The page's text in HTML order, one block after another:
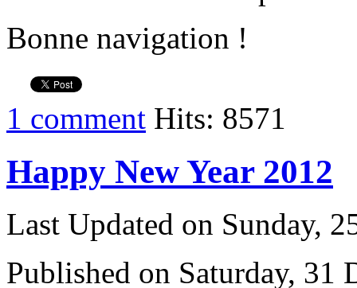
Bonne navigation !
1 comment Hits: 8571
Happy New Year 2012
Last Updated on Sunday,
Published on Saturday, 31